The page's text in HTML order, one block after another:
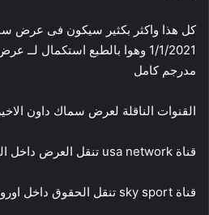
كل هذا واكثر بكثير سيكون فى عرض
مدرجم كامل
القنوات الناقلة لعرض سماك داون الاخير 1 -1-
قناة usa network تنقل العرض داخل الولايات المتحدة الامريكية
قناة sky sport تنقل الحقوق داخل اوروبا